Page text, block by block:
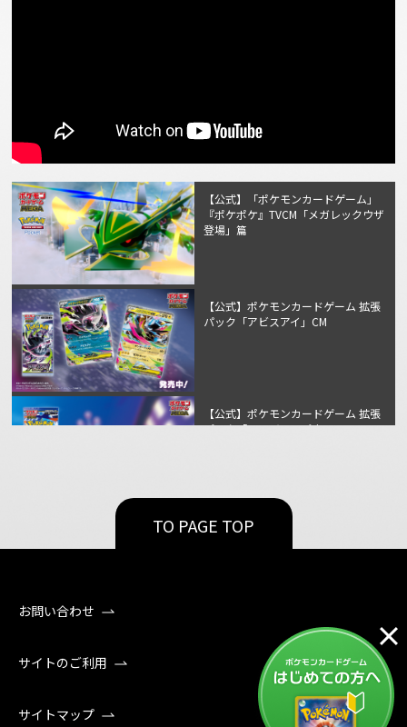
【公式】「ポケモンカードゲーム」
『ポケポケ』TVCM「メガレックウザ
登場」篇
【公式】ポケモンカードゲーム 拡張
パック「アビスアイ」CM
【公式】ポケモンカードゲーム 拡張
パック「ニンジャスピナー」CM
【公式】ポケモンカードゲーム 拡張
パック「ムニキスゼロ」CM
【公式】ポケモンカードゲーム「30
周年記念商品 世界同時発売」
TO PAGE TOP
お問い合わせ
サイトのご利用
サイトマップ